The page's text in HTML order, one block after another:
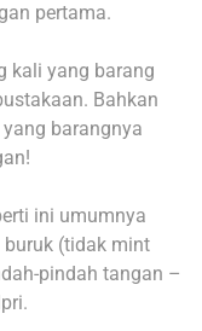
pertama.
kali yang barang
Bahkan
barangnya
ini umumnya
(tidak mint
pindah tangan –